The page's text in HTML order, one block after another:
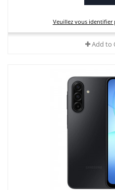
Veuillez vous identifier
Add to